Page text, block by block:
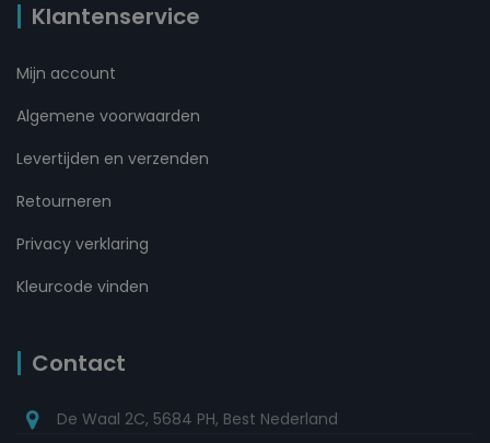
Klantenservice
Mijn account
Algemene voorwaarden
Levertijden en verzenden
Retourneren
Privacy verklaring
Kleurcode vinden
Contact
De Waal 2C, 5684 PH, Best Nederland